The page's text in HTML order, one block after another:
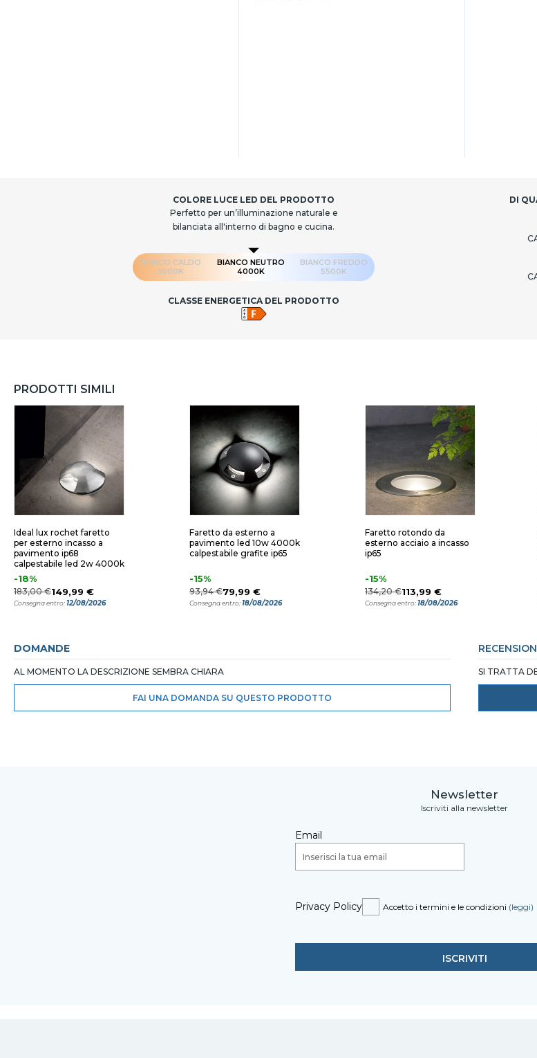
COLORE LUCE LED DEL PRODOTTO
Perfetto per un’illuminazione naturale e
bilanciata all'interno di bagno e cucina.
BIANCO CALDO
3000K
BIANCO NEUTRO
4000K
BIANCO FREDDO
5500K
CLASSE ENERGETICA DEL PRODOTTO
DI
PRODOTTI SIMILI
Ideal lux rochet faretto
per esterno incasso a
pavimento ip68
calpestabile led 2w 4000k
-18%
183,00 €149,99 €
Consegna entro:12/08/2026
Faretto da esterno a
pavimento led 10w 4000k
calpestabile grafite ip65
-15%
93,94 €79,99 €
Consegna entro:18/08/2026
Faretto rotondo da
esterno acciaio a incasso
ip65
-15%
134,20 €113,99 €
Consegna entro:18/08/2026
DOMANDE
AL MOMENTO LA DESCRIZIONE SEMBRA CHIARA
FAI UNA DOMANDA SU QUESTO PRODOTTO
SI TRATTA
Newsletter
Iscriviti alla newsletter
Email
Privacy Policy Accetto i termini e le condizioni (leggi)